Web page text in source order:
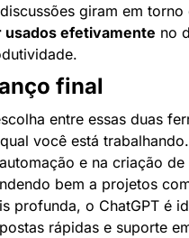
giram em torno
usados efetivamente no
final
entre essas duas
você está
e na criação
bem a projetos
profunda, o ChatGPT é
rápidas e suporte